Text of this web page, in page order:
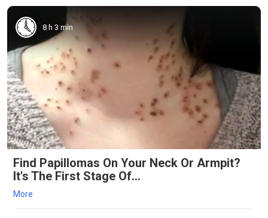
8 h 3 min
Find Papillomas On Your Neck Or Armpit?
It's The First Stage Of...
More